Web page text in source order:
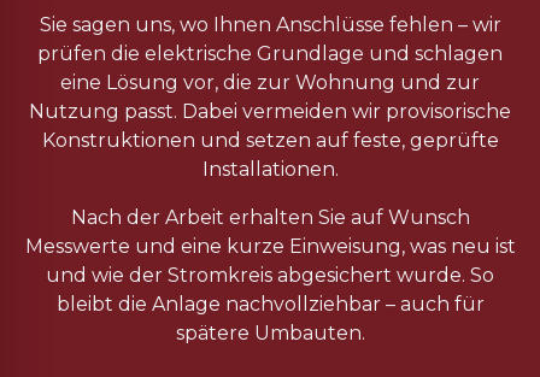
Sie sagen uns, wo Ihnen Anschlüsse fehlen – wir
prüfen die elektrische Grundlage und schlagen
eine Lösung vor, die zur Wohnung und zur
Nutzung passt. Dabei vermeiden wir provisorische
Konstruktionen und setzen auf feste, geprüfte
Installationen.
Nach der Arbeit erhalten Sie auf Wunsch
Messwerte und eine kurze Einweisung, was neu ist
und wie der Stromkreis abgesichert wurde. So
bleibt die Anlage nachvollziehbar – auch für
spätere Umbauten.